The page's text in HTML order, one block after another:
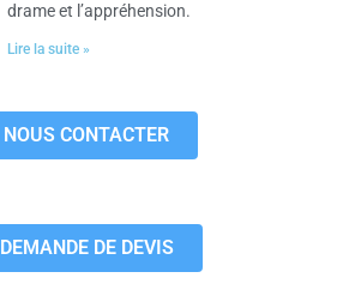
drame et l’appréhension.
Lire la suite »
NOUS CONTACTER
DEMANDE DE DEVIS